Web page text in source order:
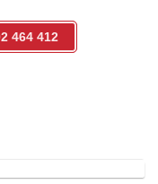
464 412